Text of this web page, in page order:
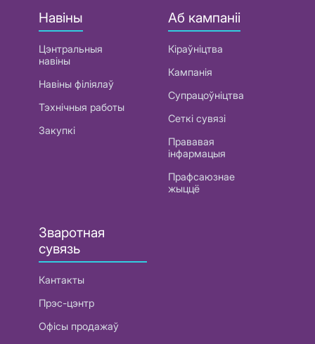
Навіны
Цэнтральныя
навіны
Навіны філіялаў
Тэхнічныя работы
Закупкі
Аб кампаніі
Кіраўніцтва
Кампанія
Супрацоўніцтва
Сеткі сувязі
Прававая
інфармацыя
Прафсаюзнае
жыццё
Зваротная
сувязь
Кантакты
Прэс-цэнтр
Офісы продажаў